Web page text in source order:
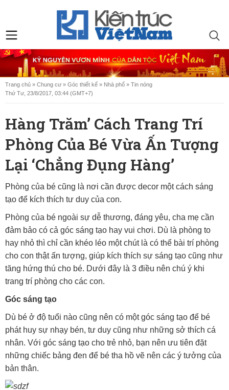
Trang chủ » Chung cư » Góc thiết kế » Nhà phố » Tin nóng
Thứ Tư, 23/8/2017, 03:44 (GMT+7)
Hàng Trăm’ Cách Trang Trí
Phòng Của Bé Vừa Ấn Tượng
Lại ‘chẳng Đụng Hàng’
Phòng của bé cũng là nơi cần được decor một cách sáng
tạo để kích thích tư duy của con.
Phòng của bé ngoài sự dễ thương, đáng yêu, cha mẹ cần
đảm bảo có cả góc sáng tạo hay vui chơi. Dù là phòng to
hay nhỏ thì chỉ cần khéo léo một chút là có thể bài trí phòng
cho con thật ấn tượng, giúp kích thích sự sáng tạo cũng như
tăng hứng thú cho bé. Dưới đây là 3 điều nên chú ý khi
trang trí phòng cho các con.
Góc sáng tạo
Dù bé ở độ tuổi nào cũng nên có một góc sáng tạo để bé
phát huy sự nhạy bén, tư duy cũng như những sở thích cá
nhân. Với góc sáng tạo cho trẻ nhỏ, bạn nên ưu tiên đặt
những chiếc bảng đen để bé tha hồ vẽ nên các ý tưởng của
bản thân.